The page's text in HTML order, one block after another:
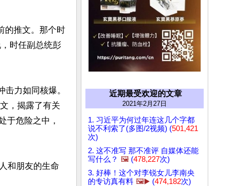
的推文。那个时
时任副总统彭
力如同核爆。
，揭露了有关
于危险之中，
和朋友的生命
近期最受欢迎的文章
2021年2月27日
1. 习近平为何过年连这几个字都
说不利索了(多图/2视频) (501,421
次)
2. 这不准写 那不准评 自媒体还能
写什么？ 🖼️ (478,227次)
3. 好棒！这个对李锐女儿李南央
的专访真有料 🖼️▶️ (474,182次)